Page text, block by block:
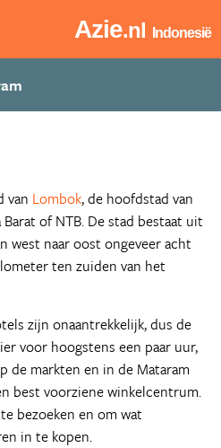
Azie.nl Indonesië
van Lombok, de hoofdstad van
of NTB. De stad bestaat uit
west naar oost ongeveer acht
ten zuiden van het
zijn onaantrekkelijk, dus de
voor hoogstens een paar uur,
de markten en in de Mataram
best voorziene winkelcentrum.
bezoeken en om wat
in te kopen.